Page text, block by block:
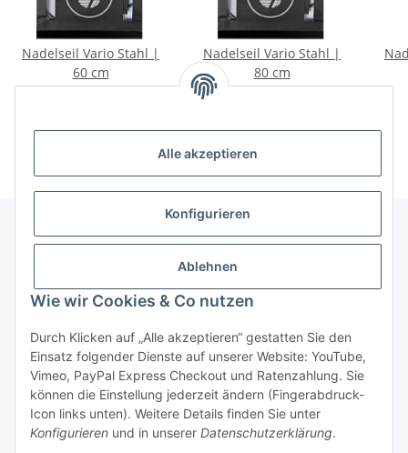
Alle akzeptieren
Konfigurieren
Ablehnen
Wie wir Cookies & Co nutzen
Durch Klicken auf „Alle akzeptieren“ gestatten Sie den
Einsatz folgender Dienste auf unserer Website: YouTube,
Vimeo, PayPal Express Checkout und Ratenzahlung. Sie
können die Einstellung jederzeit ändern (Fingerabdruck-
Icon links unten). Weitere Details finden Sie unter
Konfigurieren und in unserer Datenschutzerklärung.
Nadelseil Vario Stahl |
60 cm
3,25 €*
Nadelseil Vario Stahl |
80 cm
3,25 €*
Gesetzliche Informationen
Vertrag widerrufen